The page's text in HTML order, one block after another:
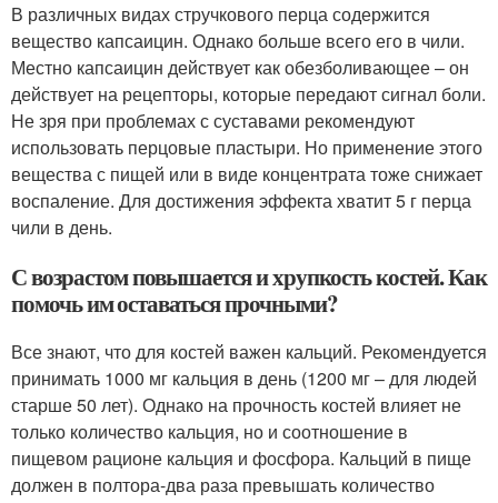
В различных видах стручкового перца содержится
вещество капсаицин. Однако больше всего его в чили.
Местно капсаицин действует как обезболивающее – он
действует на рецепторы, которые передают сигнал боли.
Не зря при проблемах с суставами рекомендуют
использовать перцовые пластыри. Но применение этого
вещества с пищей или в виде концентрата тоже снижает
воспаление. Для достижения эффекта хватит 5 г перца
чили в день.
С возрастом повышается и хрупкость костей. Как
помочь им оставаться прочными?
Все знают, что для костей важен кальций. Рекомендуется
принимать 1000 мг кальция в день (1200 мг – для людей
старше 50 лет). Однако на прочность костей влияет не
только количество кальция, но и соотношение в
пищевом рационе кальция и фосфора. Кальций в пище
должен в полтора-два раза превышать количество